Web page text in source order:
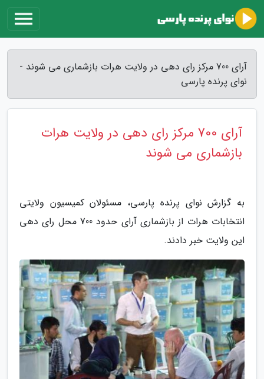
آرای 700 مرکز رای دهی در ولایت هرات بازشماری می شوند -
نوای پرنده پارسی
آرای 700 مرکز رای دهی در ولایت هرات
بازشماری می شوند
به گزارش نوای پرنده پارسی، مسئولان کمیسیون ولایتی
انتخابات هرات از بازشماری آرای حدود 700 محل رای دهی
این ولایت خبر دادند.